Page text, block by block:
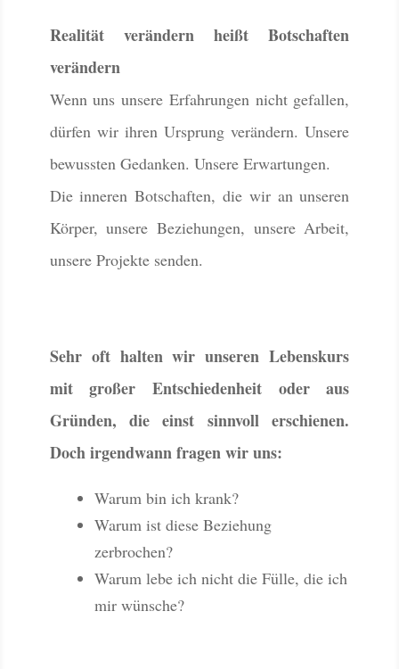
Realität verändern heißt Botschaften
verändern
Wenn uns unsere Erfahrungen nicht gefallen,
dürfen wir ihren Ursprung verändern. Unsere
bewussten Gedanken. Unsere Erwartungen.
Die inneren Botschaften, die wir an unseren
Körper, unsere Beziehungen, unsere Arbeit,
unsere Projekte senden.
Sehr oft halten wir unseren Lebenskurs
mit großer Entschiedenheit oder aus
Gründen, die einst sinnvoll erschienen.
Doch irgendwann fragen wir uns:
Warum bin ich krank?
Warum ist diese Beziehung
zerbrochen?
Warum lebe ich nicht die Fülle, die ich
mir wünsche?